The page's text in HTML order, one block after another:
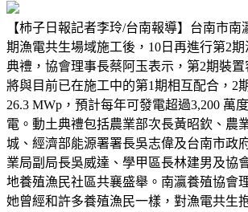
【柿子日報記者李玲/台南報導】台南市南
期漁電共生場域施工後，10日再進行第2
典禮，協會理事長蔡阿玉表示，第2期裝置
將與目前已在施工中的第1期相互配合，2
26.3 MWp，預計每年可發電超過3,200 萬
電。動土典禮包括農業部次長黃昭欽、農
城、經濟部能源署署長吳志偉及台南市政
業局副局長吳威達、學甲區長林建男及協
地養殖漁民社區共襄盛舉。南瀛養殖協會
她曾經和許多養殖漁民一樣，對漁電共生